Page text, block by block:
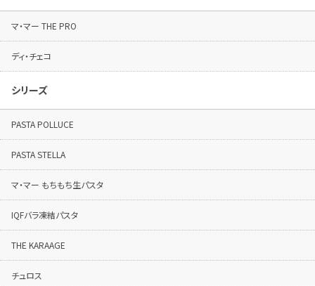
マ・マー THE PRO
ディ・チェコ
シリーズ
PASTA POLLUCE
PASTA STELLA
マ・マー もちもち生パスタ
IQFバラ凍結パスタ
THE KARAAGE
チュロス